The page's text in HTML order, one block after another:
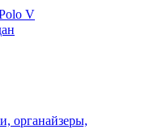
V
органайзеры,